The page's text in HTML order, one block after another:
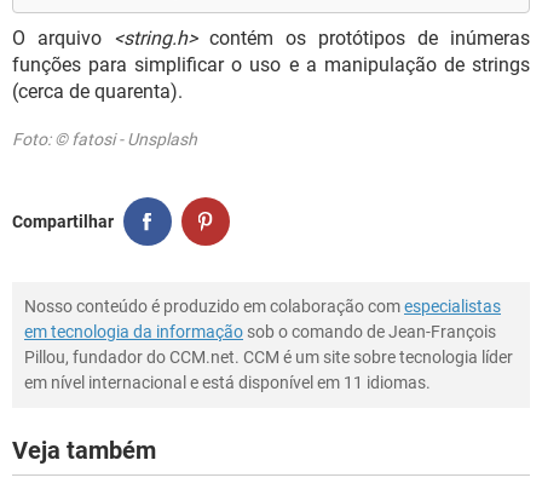
O arquivo <string.h>contém os protótipos de inúmeras
funções para simplificar o uso e a manipulação de strings
(cerca de quarenta).
Foto: © fatosi - Unsplash
Compartilhar
Nosso conteúdo é produzido em colaboração comespecialistas
em tecnologia da informação sob o comando de Jean-François
Pillou, fundador do CCM.net. CCM é um site sobre tecnologia líder
em nível internacional e está disponível em 11 idiomas.
Veja também